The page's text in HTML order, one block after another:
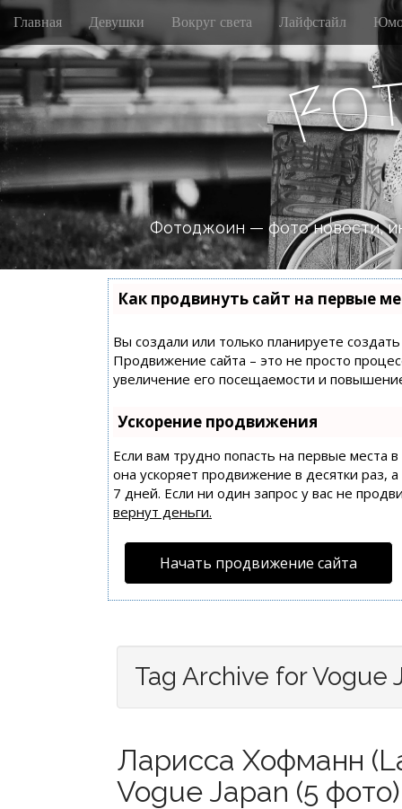
M
i
n
m
e
n
u
S
i
p
t
o
c
o
n
t
e
Главная Девушки Вокруг света Лайфстайл
Fo
Фотоджоин — фото новости,
Как продвинуть сайт на первые
Вы создали или только планируете
Продвижение сайта – это не просто
увеличение его посещаемости и
Ускорение продвижения
Если вам трудно попасть на первые места
она ускоряет продвижение в десятки раз,
7 дней. Если ни один запрос у вас не
вернут деньги.
Начать продвижение сайта
Tag Archive for Vogue
Ларисса Хофманн
Vogue Japan (5 фото)